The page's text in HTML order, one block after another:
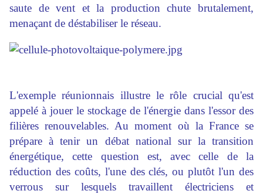
saute de vent et la production chute brutalement,
menaçant de déstabiliser le réseau.
L'exemple réunionnais illustre le rôle crucial qu'est
appelé à jouerle stockage de l'énergie dans l'essor des
filières renouvelables. Au moment où la France se
prépare àtenirun débat national sur la transition
énergétique, cette question est, avec celle de la
réduction des coûts, l'une des clés, ou plutôt l'un des
verrous sur lesquels travaillent électriciens et